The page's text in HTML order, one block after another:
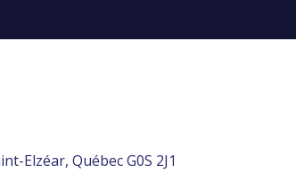
Elzéar, Québec G0S 2J1